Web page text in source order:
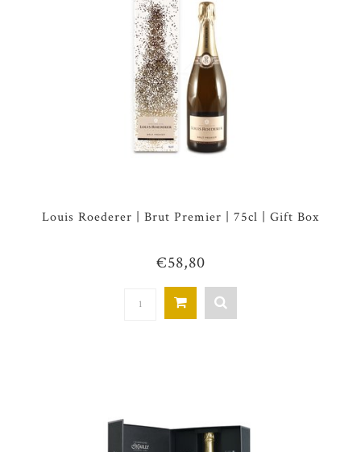
Louis Roederer | Brut Premier | 75cl | Gift Box
€58,80